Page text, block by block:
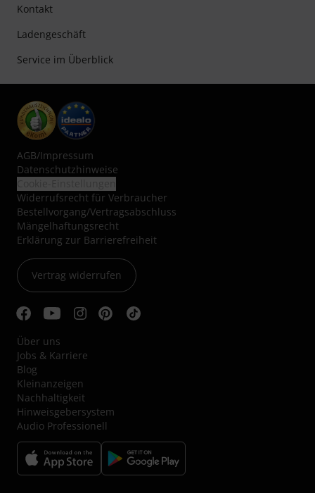
Kontakt
Ladengeschäft
Service im Überblick
AGB/Impressum
Datenschutzhinweise
Widerrufsrecht für Verbraucher
Bestellvorgang/Vertragsabschluss
Mängelhaftungsrecht
Erklärung zur Barrierefreiheit
Vertrag widerrufen
Über uns
Jobs & Karriere
Blog
Kleinanzeigen
Nachhaltigkeit
Hinweisgebersystem
Audio Professionell